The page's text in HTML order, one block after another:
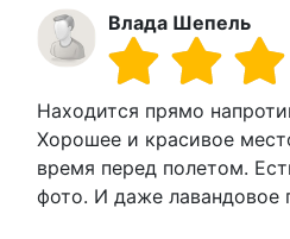
Влада Шепель
Находится прямо
Хорошее и красивое
время перед полетом.
фото. И даже лавандовое